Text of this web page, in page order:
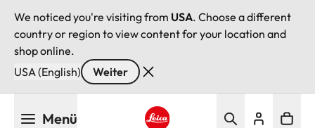
We noticed you're visiting from USA. Choose a different
country or region to view content for your location and
shop online.
USA (English)
Weiter
Menü